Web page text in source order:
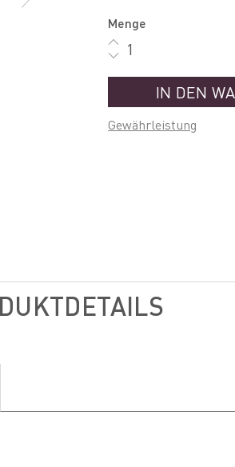
Menge
IN DEN
Gewährleistung